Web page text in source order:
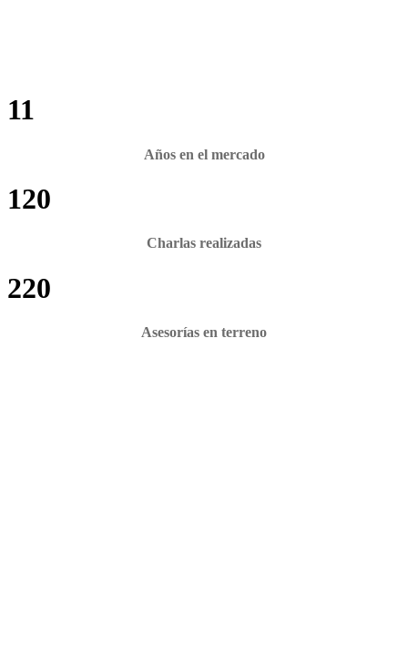
11
Años en el mercado
120
Charlas realizadas
220
Asesorías en terreno